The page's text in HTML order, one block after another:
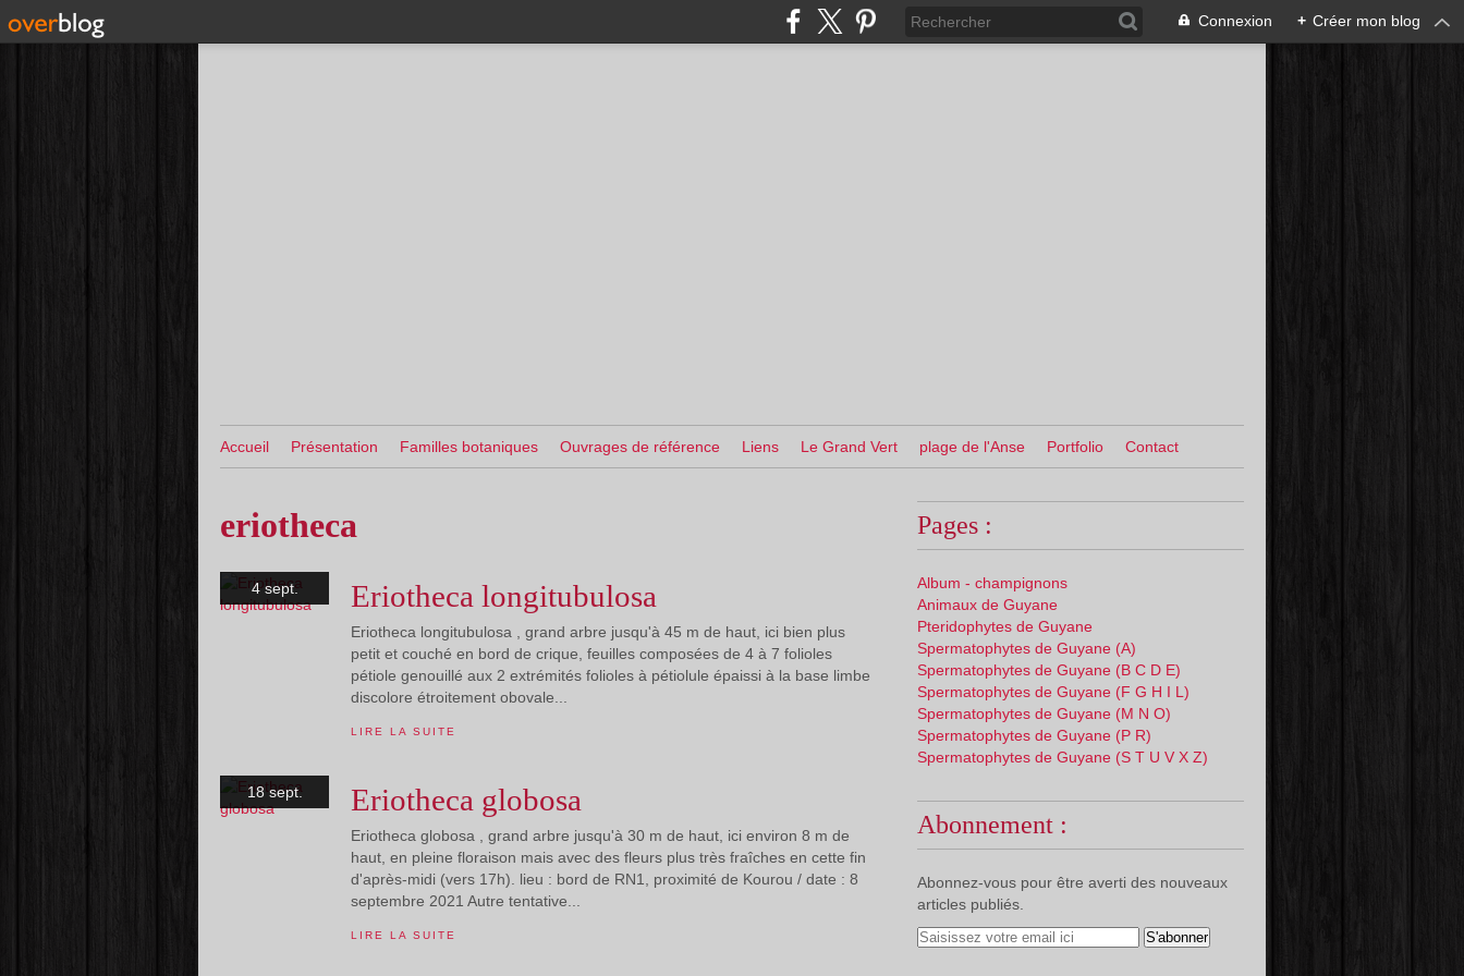
Connexion + Créer mon blog
Accueil Présentation Familles botaniques Ouvrages de référence Liens Le Grand Vert plage de l'Anse Portfolio Contact
eriotheca
4 sept. Eriotheca longitubulosa
Eriotheca longitubulosa , grand arbre jusqu'à 45 m de haut, ici bien plus
petit et couché en bord de crique, feuilles composées de 4 à 7 folioles
pétiole genouillé aux 2 extrémités folioles à pétiolule épaissi à la base limbe
discolore étroitement obovale...
LIRE LA SUITE
18 sept. Eriotheca globosa
Eriotheca globosa , grand arbre jusqu'à 30 m de haut, ici environ 8 m de
haut, en pleine floraison mais avec des fleurs plus très fraîches en cette fin
d'après-midi (vers 17h). lieu : bord de RN1, proximité de Kourou / date : 8
septembre 2021 Autre tentative...
LIRE LA SUITE
Pages :
Album - champignons
Animaux de Guyane
Pteridophytes de Guyane
Spermatophytes de Guyane (A)
Spermatophytes de Guyane (B C D E)
Spermatophytes de Guyane (F G H I L)
Spermatophytes de Guyane (M N O)
Spermatophytes de Guyane (P R)
Spermatophytes de Guyane (S T U V X Z)
Abonnement :
Abonnez-vous pour être averti des nouveaux
articles publiés.